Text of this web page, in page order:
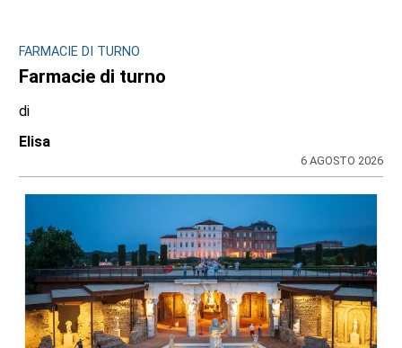
FARMACIE DI TURNO
Farmacie di turno
di
Elisa
6 AGOSTO 2026